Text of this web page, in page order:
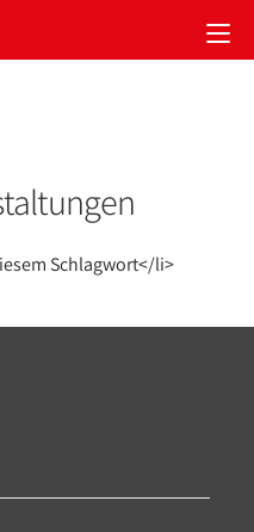
Schlagwort</li>